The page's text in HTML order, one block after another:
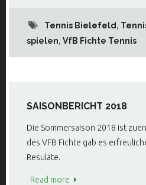
Tennis Bielefeld,
spielen, VfB Fichte Tennis
SAISONBERICHT 2018
Die Sommersaison 2018 ist
des VFB Fichte gab es
Resulate.
Read more